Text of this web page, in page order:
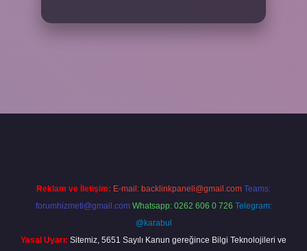
Reklam ve İletişim: E-mail: backlinkpaneli@gmail.com Teams:
forumhizmeti@gmail.com Whatsapp: 0262 606 0 726 Telegram:
@karabul
Yasal Uyarı: Sitemiz, 5651 Sayılı Kanun gereğince Bilgi Teknolojileri ve